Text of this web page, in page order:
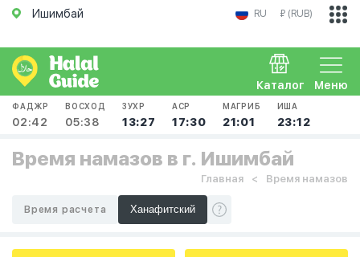
Ишимбай RU ₽ (RUB)
Меню
Каталог
ФАДЖР
02:42
ВОСХОД
05:38
ЗУХР
13:27
АСР
17:30
МАГРИБ
21:01
ИША
23:12
Время намазов в г. Ишимбай
Главная Время намазов
Время расчета